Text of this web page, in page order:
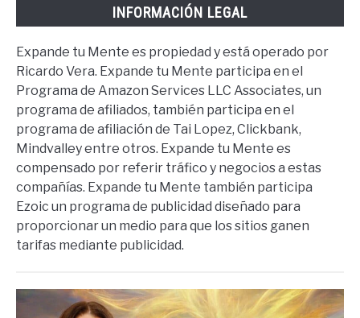
INFORMACIÓN LEGAL
Expande tu Mente es propiedad y está operado por
Ricardo Vera. Expande tu Mente participa en el
Programa de Amazon Services LLC Associates, un
programa de afiliados, también participa en el
programa de afiliación de Tai Lopez, Clickbank,
Mindvalley entre otros. Expande tu Mente es
compensado por referir tráfico y negocios a estas
compañías. Expande tu Mente también participa
Ezoic un programa de publicidad diseñado para
proporcionar un medio para que los sitios ganen
tarifas mediante publicidad.